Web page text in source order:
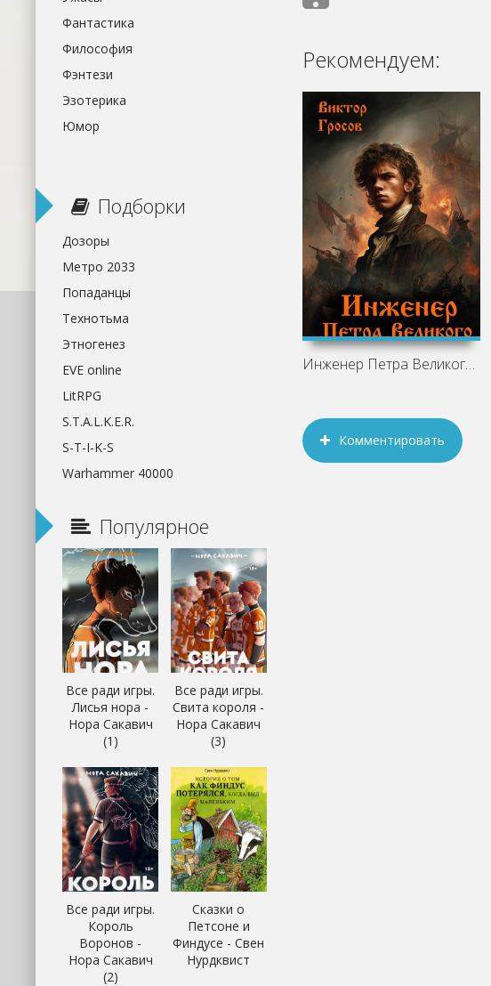
Рекомендуем:
Инженер Петра Великого 4 - Виктор Гросов
Комментировать
Фантастика
Философия
Фэнтези
Эзотерика
Юмор
Подборки
Дозоры
Метро 2033
Попаданцы
Технотьма
Этногенез
EVE online
LitRPG
S.T.A.L.K.E.R.
S-T-I-K-S
Warhammer 40000
Популярное
Все ради игры.
Лисья нора -
Нора Сакавич
(1)
Все ради игры.
Свита короля -
Нора Сакавич
(3)
Все ради игры.
Король
Воронов -
Нора Сакавич
(2)
Сказки о
Петсоне и
Финдусе - Свен
Нурдквист